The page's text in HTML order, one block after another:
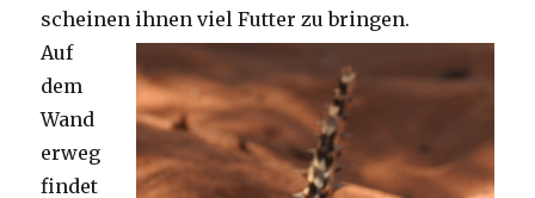
scheinen ihnen viel Futter zu bringen.
Auf
dem
Wand
erweg
findet